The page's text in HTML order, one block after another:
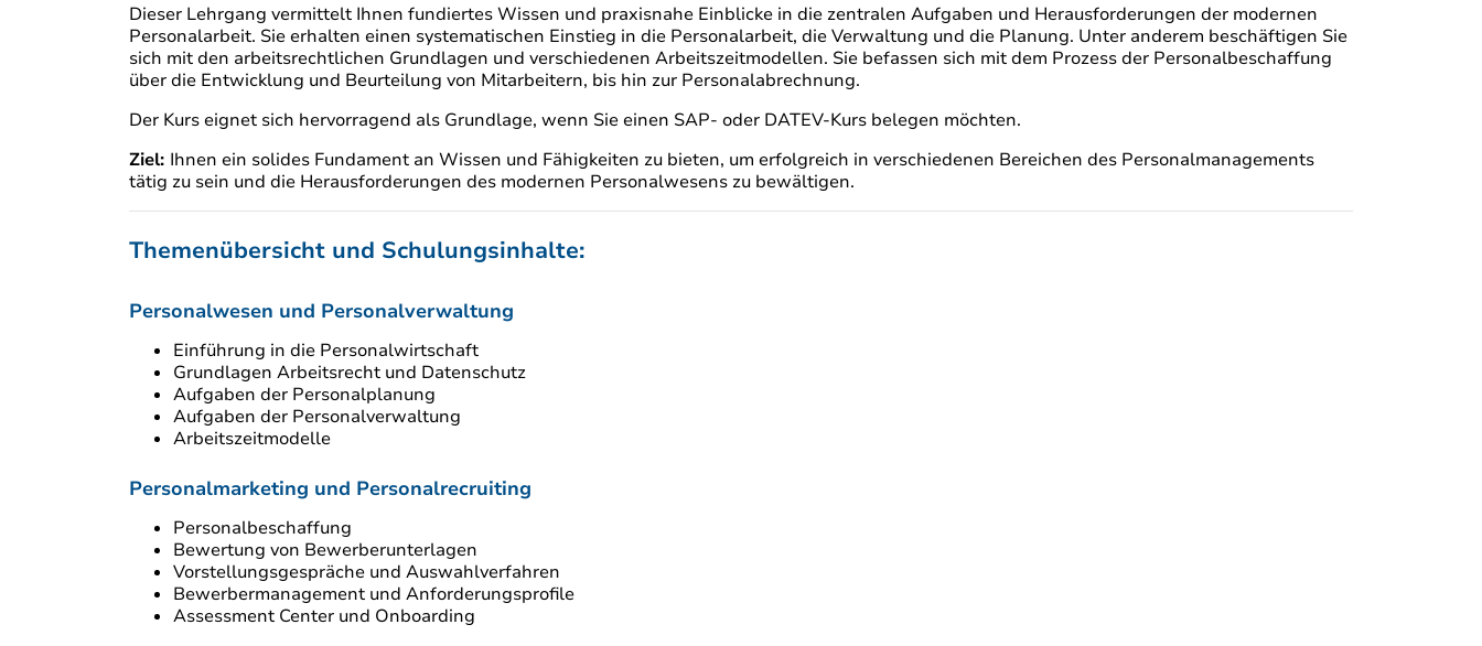
Dieser Lehrgang vermittelt Ihnen fundiertes Wissen und praxisnahe Einblicke in die zentralen Aufgaben und Herausforderungen der modernen
Personalarbeit. Sie erhalten einen systematischen Einstieg in die Personalarbeit, die Verwaltung und die Planung. Unter anderem beschäftigen Sie
sich mit den arbeitsrechtlichen Grundlagen und verschiedenen Arbeitszeitmodellen. Sie befassen sich mit dem Prozess der Personalbeschaffung
über die Entwicklung und Beurteilung von Mitarbeitern, bis hin zur Personalabrechnung.
Der Kurs eignet sich hervorragend als Grundlage, wenn Sie einen SAP- oder DATEV-Kurs belegen möchten.
Ziel: Ihnen ein solides Fundament an Wissen und Fähigkeiten zu bieten, um erfolgreich in verschiedenen Bereichen des Personalmanagements
tätig zu sein und die Herausforderungen des modernen Personalwesens zu bewältigen.
Themenübersicht und Schulungsinhalte:
Personalwesen und Personalverwaltung
Einführung in die Personalwirtschaft
Grundlagen Arbeitsrecht und Datenschutz
Aufgaben der Personalplanung
Aufgaben der Personalverwaltung
Arbeitszeitmodelle
Personalmarketing und Personalrecruiting
Personalbeschaffung
Bewertung von Bewerberunterlagen
Vorstellungsgespräche und Auswahlverfahren
Bewerbermanagement und Anforderungsprofile
Assessment Center und Onboarding